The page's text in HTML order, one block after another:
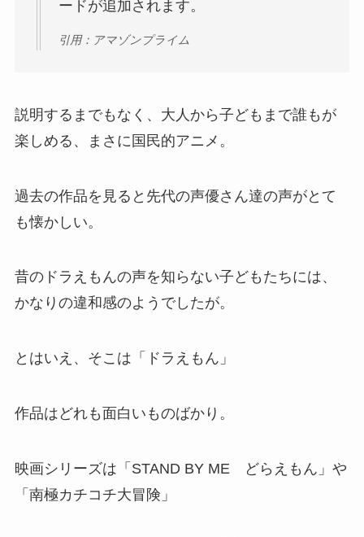
ードが追加されます。
引用：アマゾンプライム
説明するまでもなく、大人から子どもまで誰もが
楽しめる、まさに国民的アニメ。
過去の作品を見ると先代の声優さん達の声がとて
も懐かしい。
昔のドラえもんの声を知らない子どもたちには、
かなりの違和感のようでしたが。
とはいえ、そこは「ドラえもん」
作品はどれも面白いものばかり。
映画シリーズは「STAND BY ME どらえもん」や
「南極カチコチ大冒険」